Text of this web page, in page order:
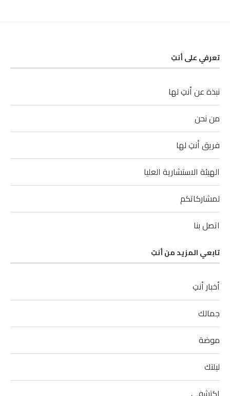
تعرفي على أنتِ
نبذة عن أنتِ لها
من نحن
فريق أنتِ لها
الهيئة الاستشارية العليا
لمشاركاتكم
اتصل بنا
تابعي المزيد من أنتِ
أخبار أنتِ
جمالك
موضة
ليلتك